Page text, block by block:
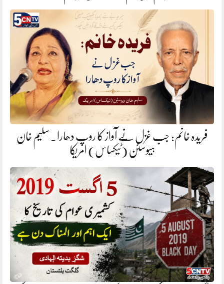
فریدہ خانم: جب غزل نے آواز کا روپ دھارا. سلیم خان
ہیوسٹن (ٹیکساس) امریکا